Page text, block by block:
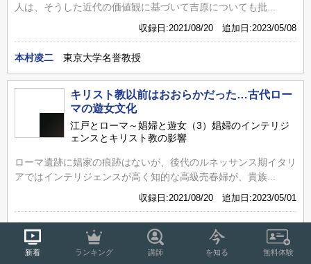
人は、そうした近代の価値観に基づいて吉原についても批...
収録日:2021/08/20 追加日:2023/05/08
本村凌二 東京大学名誉教授
キリスト教以前はおおらかだった…古代ロー
マの遊女文化
江戸とローマ～娼婦と遊女（3）娼婦のインテリジ
ェンスとキリスト教の影響
ローマ遺跡に娼家の痕跡はないが、後代のルネッサンス期イタリ
アではインテリジェンスが高く知的な高級売春婦が、貴族...
収録日:2021/08/20 追加日:2023/05/01
本村凌二 東京大学名誉教授
新着 ランキング 講師 を知る 無料体験